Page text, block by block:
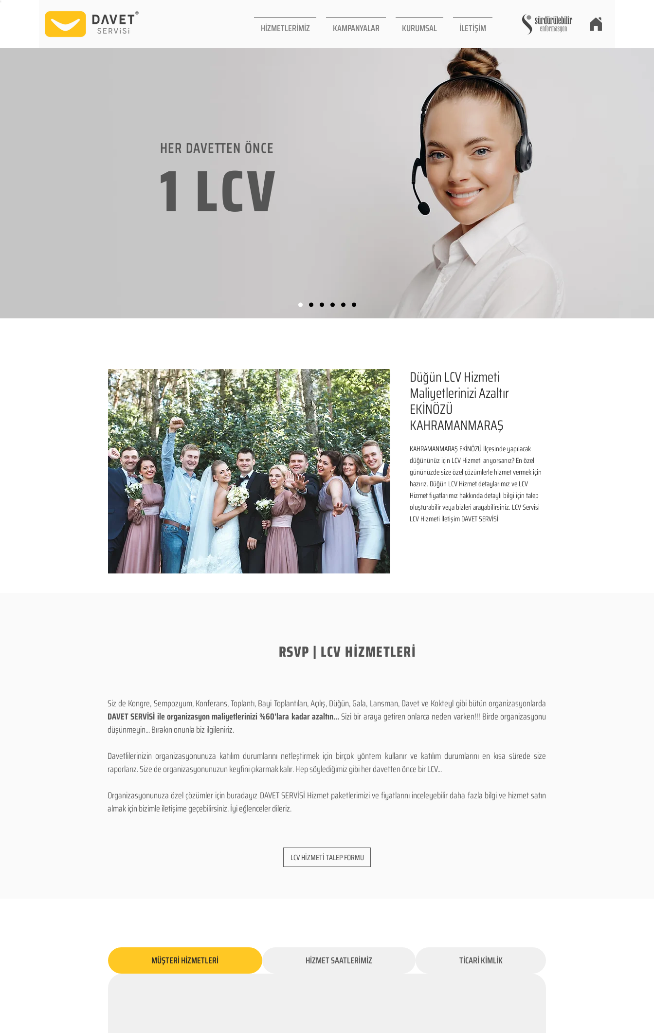
HİZMETLERİMİZ KAMPANYALAR KURUMSAL İLETİŞİM
HER DAVETTEN ÖNCE
1 LCV
Düğün LCV Hizmeti
Maliyetlerinizi Azaltır
EKİNÖZÜ
KAHRAMANMARAŞ
KAHRAMANMARAŞ EKİNÖZÜ İlçesinde yapılacak
düğününüz için LCV Hizmeti arıyorsanız? En özel
gününüzde size özel çözümlerle hizmet vermek için
hazırız. Düğün LCV Hizmet detaylarımız ve LCV
Hizmet fiyatlarımız hakkında detaylı bilgi için talep
oluşturabilir veya bizleri arayabilirsiniz. LCV Servisi
LCV Hizmeti İletişim DAVET SERVİSİ
RSVP | LCV HİZMETLERİ
Siz de Kongre, Sempozyum, Konferans, Toplantı, Bayi Toplantıları, Açılış, Düğün, Gala, Lansman, Davet ve Kokteyl gibi bütün organizasyonlarda
DAVET SERVİSİ ile organizasyon maliyetlerinizi %60'lara kadar azaltın...Sizi bir araya getiren onlarca neden varken!!! Birde organizasyonu
düşünmeyin... Bırakın onunla biz ilgileniriz.
Davetlilerinizin organizasyonunuza katılım durumlarını netleştirmek için birçok yöntem kullanır ve katılım durumlarını en kısa sürede size
raporlarız. Size de organizasyonunuzun keyfini çıkarmak kalır. Hep söylediğimiz gibi her davetten önce bir LCV...
Organizasyonunuza özel çözümler için buradayız DAVET SERVİSİ Hizmet paketlerimizi ve fiyatlarını inceleyebilir daha fazla bilgi ve hizmet satın
almak için bizimle iletişime geçebilirsiniz. İyi eğlenceler dileriz.
LCV HİZMETİ TALEP FORMU
MÜŞTERİ HİZMETLERİ HİZMET SAATLERİMİZ TİCARİ KİMLİK